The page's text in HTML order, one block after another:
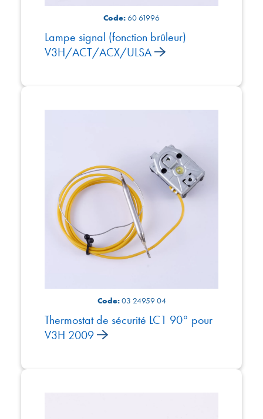
Code:60 61996
Lampe signal (fonction brûleur)
V3H/ACT/ACX/ULSA
Code:03 24959 04
Thermostat de sécurité LC1 90° pour
V3H 2009